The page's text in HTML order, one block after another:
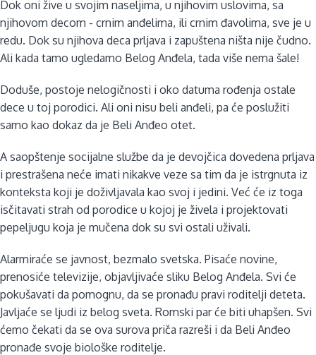
Dok oni žive u svojim naseljima, u njihovim uslovima, sa
njihovom decom - crnim anđelima, ili crnim đavolima, sve je u
redu. Dok su njihova deca prljava i zapuštena ništa nije čudno.
Ali kada tamo ugledamo Belog Anđela, tada više nema šale!
Doduše, postoje nelogičnosti i oko datuma rođenja ostale
dece u toj porodici. Ali oni nisu beli anđeli, pa će poslužiti
samo kao dokaz da je Beli Anđeo otet.
A saopštenje socijalne službe da je devojčica dovedena prljava
i prestrašena neće imati nikakve veze sa tim da je istrgnuta iz
konteksta koji je doživljavala kao svoj i jedini. Već će iz toga
isčitavati strah od porodice u kojoj je živela i projektovati
pepeljugu koja je mučena dok su svi ostali uživali.
Alarmiraće se javnost, bezmalo svetska. Pisaće novine,
prenosiće televizije, objavljivaće sliku Belog Anđela. Svi će
pokušavati da pomognu, da se pronađu pravi roditelji deteta.
Javljaće se ljudi iz belog sveta. Romski par će biti uhapšen. Svi
ćemo čekati da se ova surova priča razreši i da Beli Anđeo
pronađe svoje biološke roditelje.